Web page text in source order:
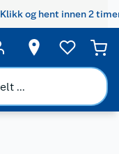
Klikk og hent innen 2